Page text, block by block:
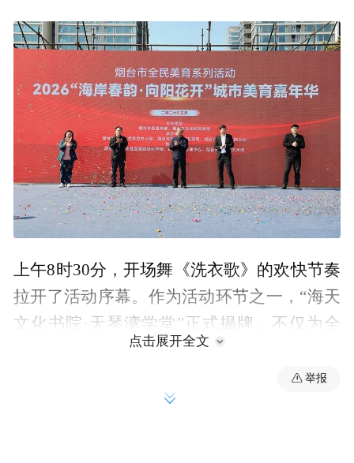
上午8时30分，开场舞《洗衣歌》的欢快节奏
拉开了活动序幕。作为活动环节之一，“海天
文化书院·天琴湾学堂”正式揭牌，不仅为全
民美育普及搭建了新平台、注入了新动能，
更成为全民阅读推广的重要阵地。随后，原
创舞蹈《与海同行》、经典朗诵等节目轮番
点击展开全文
举报